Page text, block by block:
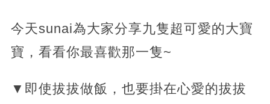
今天sunai為大家分享九隻超可愛的大寶
寶，看看你最喜歡那一隻~
▼即使拔拔做飯，也要掛在心愛的拔拔